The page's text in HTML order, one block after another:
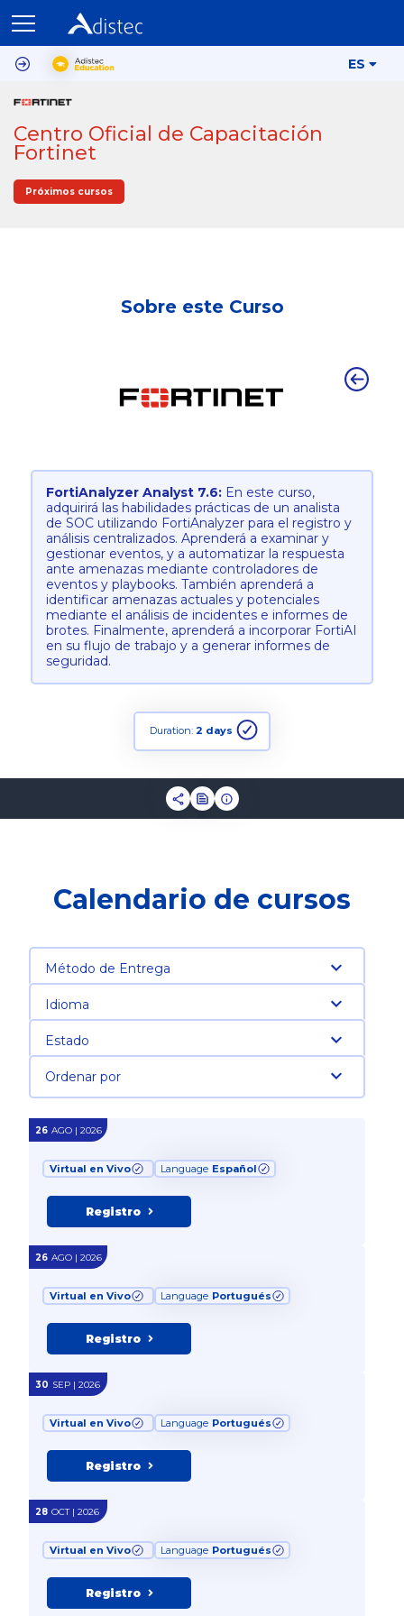
ES
Centro Oficial de Capacitación
Fortinet
Próximos cursos
Sobre este Curso
FortiAnalyzer Analyst 7.6: En este curso,
adquirirá las habilidades prácticas de un analista
de SOC utilizando FortiAnalyzer para el registro y
análisis centralizados. Aprenderá a examinar y
gestionar eventos, y a automatizar la respuesta
ante amenazas mediante controladores de
eventos y playbooks. También aprenderá a
identificar amenazas actuales y potenciales
mediante el análisis de incidentes e informes de
brotes. Finalmente, aprenderá a incorporar FortiAI
en su flujo de trabajo y a generar informes de
seguridad.
Duration: 2 days
Calendario de cursos
Método de Entrega
Idioma
Estado
Ordenar por
26 AGO | 2026
Virtual en Vivo Language Español
Registro
26 AGO | 2026
Virtual en Vivo Language Portugués
Registro
30 SEP | 2026
Virtual en Vivo Language Portugués
Registro
28 OCT | 2026
Virtual en Vivo Language Portugués
Registro